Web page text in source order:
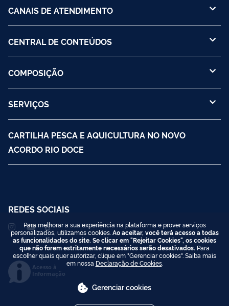
CANAIS DE ATENDIMENTO
CENTRAL DE CONTEÚDOS
COMPOSIÇÃO
SERVIÇOS
CARTILHA PESCA E AQUICULTURA NO NOVO
ACORDO RIO DOCE
REDES SOCIAIS
Acesso à
Informação
Para melhorar a sua experiência na plataforma e prover serviços
personalizados, utilizamos cookies. Ao aceitar, você terá acesso a todas
as funcionalidades do site. Se clicar em "Rejeitar Cookies", os cookies
que não forem estritamente necessários serão desativados. Para
escolher quais quer autorizar, clique em "Gerenciar cookies". Saiba mais
em nossa Declaração de Cookies.
Gerenciar cookies